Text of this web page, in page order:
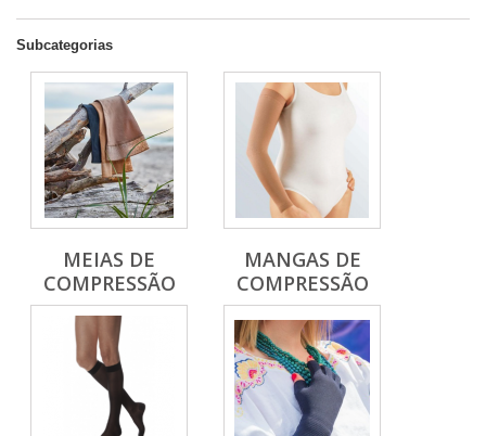
Subcategorias
MEIAS DE
COMPRESSÃO
MANGAS DE
COMPRESSÃO